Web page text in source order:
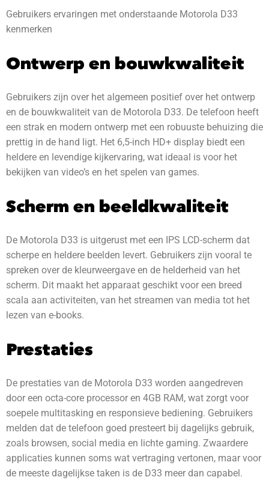
Gebruikers ervaringen met onderstaande Motorola D33
kenmerken
Ontwerp en bouwkwaliteit
Gebruikers zijn over het algemeen positief over het ontwerp
en de bouwkwaliteit van de Motorola D33. De telefoon heeft
een strak en modern ontwerp met een robuuste behuizing die
prettig in de hand ligt. Het 6,5-inch HD+ display biedt een
heldere en levendige kijkervaring, wat ideaal is voor het
bekijken van video’s en het spelen van games.
Scherm en beeldkwaliteit
De Motorola D33 is uitgerust met een IPS LCD-scherm dat
scherpe en heldere beelden levert. Gebruikers zijn vooral te
spreken over de kleurweergave en de helderheid van het
scherm. Dit maakt het apparaat geschikt voor een breed
scala aan activiteiten, van het streamen van media tot het
lezen van e-books.
Prestaties
De prestaties van de Motorola D33 worden aangedreven
door een octa-core processor en 4GB RAM, wat zorgt voor
soepele multitasking en responsieve bediening. Gebruikers
melden dat de telefoon goed presteert bij dagelijks gebruik,
zoals browsen, social media en lichte gaming. Zwaardere
applicaties kunnen soms wat vertraging vertonen, maar voor
de meeste dagelijkse taken is de D33 meer dan capabel.